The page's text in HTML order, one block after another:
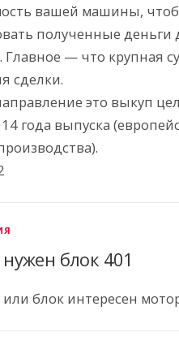
вашей машины,
полученные
— что крупная
сделки.
это выкуп
года выпуска
блок 401
блок интересен